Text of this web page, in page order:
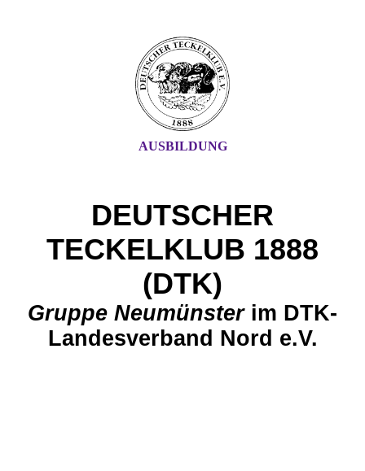
AUSBILDUNG
DEUTSCHER
TECKELKLUB 1888
(DTK)
Gruppe Neumünster im DTK-
Landesverband Nord e.V.